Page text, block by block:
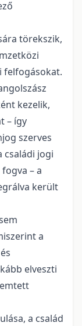
törekszik,
felfogásokat.
kezelik,
– így
szerves
családi jogi
– a
került
a
elveszti
a család